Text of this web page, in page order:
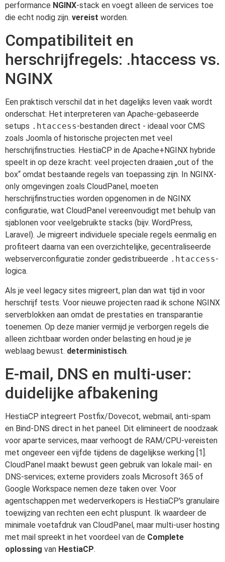
performance NGINX-stack en voegt alleen de services toe
die echt nodig zijn. vereist worden.
Compatibiliteit en
herschrijfregels: .htaccess vs.
NGINX
Een praktisch verschil dat in het dagelijks leven vaak wordt
onderschat: Het interpreteren van Apache-gebaseerde
setups .htaccess-bestanden direct - ideaal voor CMS
zoals Joomla of historische projecten met veel
herschrijfinstructies. HestiaCP in de Apache+NGINX hybride
speelt in op deze kracht: veel projecten draaien „out of the
box“ omdat bestaande regels van toepassing zijn. In NGINX-
only omgevingen zoals CloudPanel, moeten
herschrijfinstructies worden opgenomen in de NGINX
configuratie, wat CloudPanel vereenvoudigt met behulp van
sjablonen voor veelgebruikte stacks (bijv. WordPress,
Laravel). Je migreert individuele speciale regels eenmalig en
profiteert daarna van een overzichtelijke, gecentraliseerde
webserverconfiguratie zonder gedistribueerde .htaccess-
logica.
Als je veel legacy sites migreert, plan dan wat tijd in voor
herschrijf tests. Voor nieuwe projecten raad ik schone NGINX
serverblokken aan omdat de prestaties en transparantie
toenemen. Op deze manier vermijd je verborgen regels die
alleen zichtbaar worden onder belasting en houd je je
weblaag bewust. deterministisch.
E-mail, DNS en multi-user:
duidelijke afbakening
HestiaCP integreert Postfix/Dovecot, webmail, anti-spam
en Bind-DNS direct in het paneel. Dit elimineert de noodzaak
voor aparte services, maar verhoogt de RAM/CPU-vereisten
met ongeveer een vijfde tijdens de dagelijkse werking [1].
CloudPanel maakt bewust geen gebruik van lokale mail- en
DNS-services; externe providers zoals Microsoft 365 of
Google Workspace nemen deze taken over. Voor
agentschappen met wederverkopers is HestiaCP's granulaire
toewijzing van rechten een echt pluspunt. Ik waardeer de
minimale voetafdruk van CloudPanel, maar multi-user hosting
met mail spreekt in het voordeel van de Complete
oplossing van HestiaCP.